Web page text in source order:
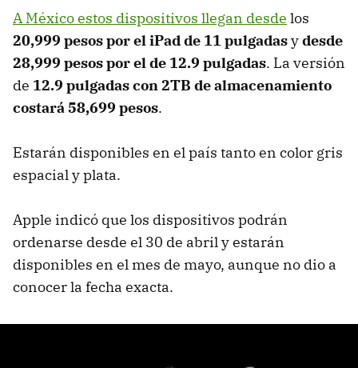
A México estos dispositivos llegan desde los
20,999 pesos por el iPad de 11 pulgadasydesde
28,999 pesos por el de 12.9 pulgadas. La versión
de 12.9 pulgadas con 2TB de almacenamiento
costará 58,699 pesos.
Estarán disponibles en el país tanto en color gris
espacial y plata.
Apple indicó que los dispositivos podrán
ordenarse desde el 30 de abril y estarán
disponibles en el mes de mayo, aunque no dio a
conocer la fecha exacta.